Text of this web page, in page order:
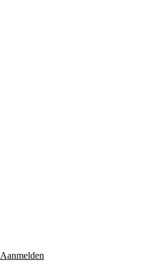
Aanmelden